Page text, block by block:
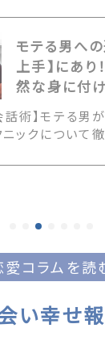
モテる男へ
上手】にあり
然な身に付
術】モテる男
ニックについて
極め方を伝授
The post モテ
出会いマッ
愛コラムを読
い幸せ